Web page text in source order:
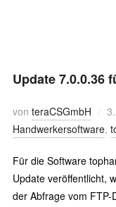
Update 7.0.0.36
von teraCSGmbH
Handwerkersoftware,
Für die Software
Update veröffentlicht,
der Abfrage vom